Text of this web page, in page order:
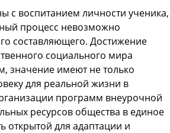
с воспитанием личности ученика,
процесс невозможно
составляющего. Достижение
социального мира
значение имеют не только
для реальной жизни в
программ внеурочной
ресурсов общества в единое
открытой для адаптации и